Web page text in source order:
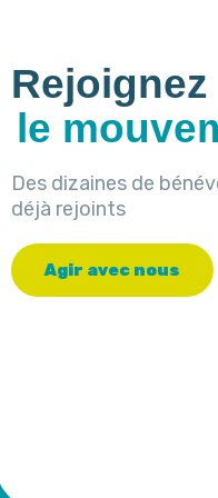
Rejoignez
le
Des dizaines de
déjà rejoints
Agir avec nous